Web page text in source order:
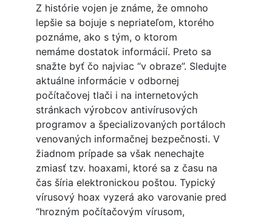
Z histórie vojen je známe, že omnoho
lepšie sa bojuje s nepriateľom, ktorého
poznáme, ako s tým, o ktorom
nemáme dostatok informácií. Preto sa
snažte byť čo najviac “v obraze”. Sledujte
aktuálne informácie v odbornej
počítačovej tlači i na internetových
stránkach výrobcov antivírusových
programov a špecializovaných portáloch
venovaných informačnej bezpečnosti. V
žiadnom prípade sa však nenechajte
zmiasť tzv. hoaxami, ktoré sa z času na
čas šíria elektronickou poštou. Typický
vírusový hoax vyzerá ako varovanie pred
“hrozným počítačovým vírusom,